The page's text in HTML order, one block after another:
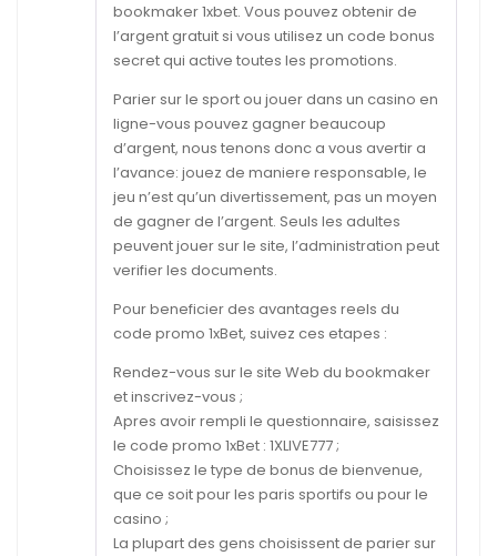
bookmaker 1xbet. Vous pouvez obtenir de
l’argent gratuit si vous utilisez un code bonus
secret qui active toutes les promotions.
Parier sur le sport ou jouer dans un casino en
ligne-vous pouvez gagner beaucoup
d’argent, nous tenons donc a vous avertir a
l’avance: jouez de maniere responsable, le
jeu n’est qu’un divertissement, pas un moyen
de gagner de l’argent. Seuls les adultes
peuvent jouer sur le site, l’administration peut
verifier les documents.
Pour beneficier des avantages reels du
code promo 1xBet, suivez ces etapes :
Rendez-vous sur le site Web du bookmaker
et inscrivez-vous ;
Apres avoir rempli le questionnaire, saisissez
le code promo 1xBet : 1XLIVE777 ;
Choisissez le type de bonus de bienvenue,
que ce soit pour les paris sportifs ou pour le
casino ;
La plupart des gens choisissent de parier sur